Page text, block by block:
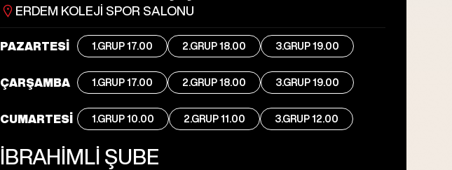
ERDEM KOLEJİ SPOR SALONU
PAZARTESİ 1.GRUP 17.00 2.GRUP 18.00 3.GRUP 19.00
ÇARŞAMBA 1.GRUP 17.00 2.GRUP 18.00 3.GRUP 19.00
CUMARTESİ 1.GRUP 10.00 2.GRUP 11.00 3.GRUP 12.00
İBRAHİMLİ ŞUBE